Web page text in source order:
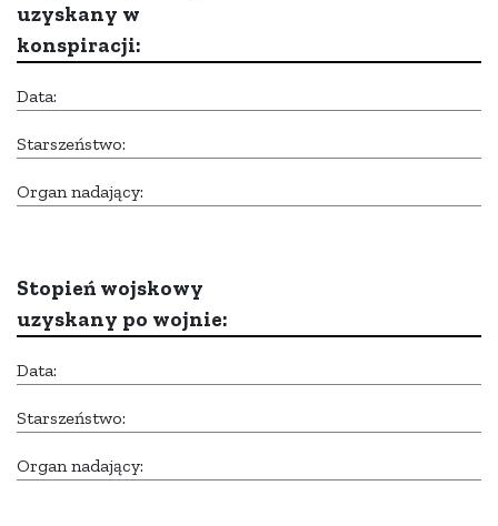
uzyskany w
konspiracji:
Data:
Starszeństwo:
Organ nadający:
Stopień wojskowy
uzyskany po wojnie:
Data:
Starszeństwo:
Organ nadający: